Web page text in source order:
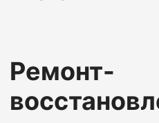
Ремонт-